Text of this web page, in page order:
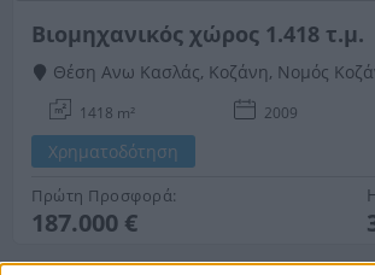
Βιομηχανικός χώρος 1.418 τ.μ.
Θέση Ανω Κασλάς, Κοζάνη, Νομός
1418 m² 2009
Χρηματοδότηση
Πρώτη Προσφορά:
187.000 €